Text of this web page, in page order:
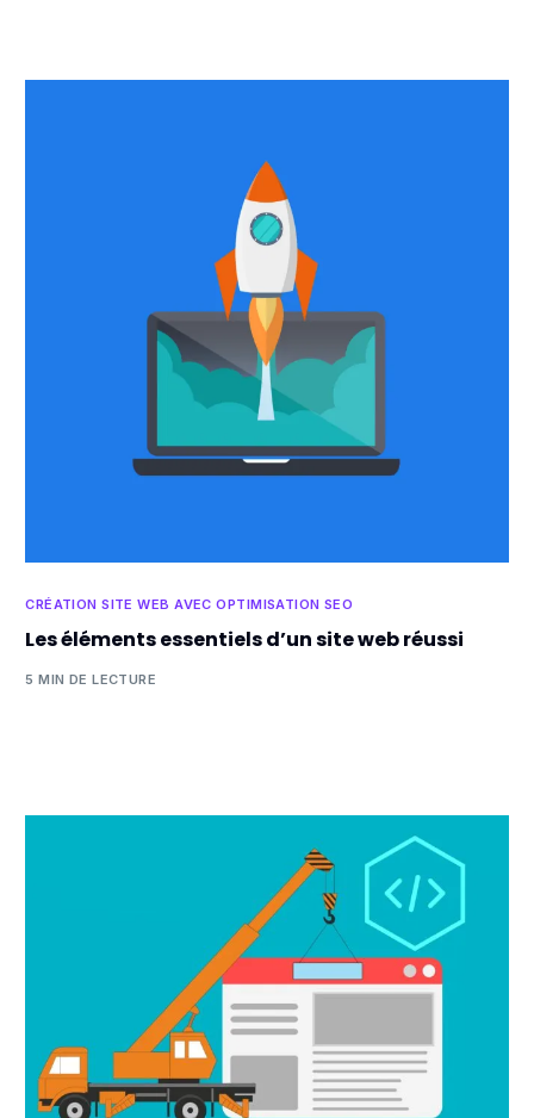
CRÉATION SITE WEB AVEC OPTIMISATION SEO
Les éléments essentiels d’un site web réussi
5 MIN DE LECTURE